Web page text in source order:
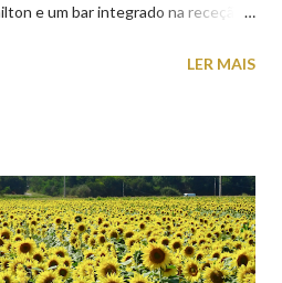
e um bar integrado na receção,
IP Património que homenageiam a
LER MAIS